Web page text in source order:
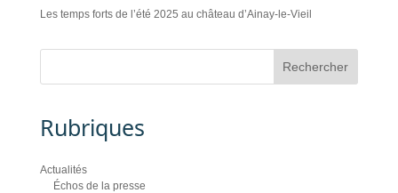
Les temps forts de l’été 2025 au château d’Ainay-le-Vieil
Rubriques
Actualités
Échos de la presse